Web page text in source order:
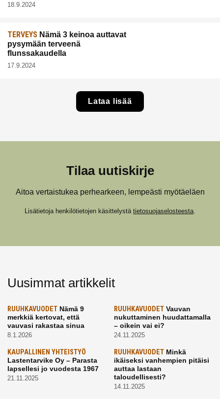
18.9.2024
TERVEYS Nämä 3 keinoa auttavat
pysymään terveenä
flunssakaudella
17.9.2024
Lataa lisää
Tilaa uutiskirje
Aitoa vertaistukea perhearkeen, lempeästi myötäeläen
Lisätietoja henkilötietojen käsittelystä tietosuojaselosteesta.
Uusimmat artikkelit
RUUHKAVUODET Nämä 9
merkkiä kertovat, että
vauvasi rakastaa sinua
8.1.2026
RUUHKAVUODETVauvan
nukuttaminen huudattamalla
– oikein vai ei?
24.11.2025
KAUPALLINEN YHTEISTYÖ
Lastentarvike Oy – Parasta
lapsellesi jo vuodesta 1967
21.11.2025
RUUHKAVUODETMinkä
ikäiseksi vanhempien pitäisi
auttaa lastaan
taloudellisesti?
14.11.2025